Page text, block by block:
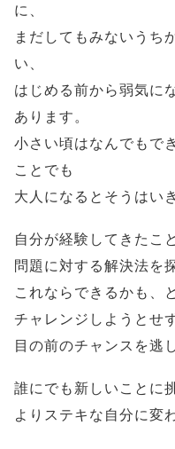
に、
まだしてもみないうち
い、
はじめる前から弱気に
あります。
小さい頃はなんでもで
ことでも
大人になるとそうはい
自分が経験してきたこ
問題に対する解決法を
これならできるかも、
チャレンジしようとせ
目の前のチャンスを逃
誰にでも新しいことに
よりステキな自分に変